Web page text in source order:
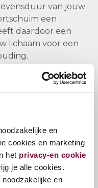
en
cookies en marketing
het privacy-en cookie
je alle cookies.
noodzakelijke en
van jouw
een
daardoor een
lichaam voor een
interieur met 300
per m2
voorzien van een
Fresssh! fibre